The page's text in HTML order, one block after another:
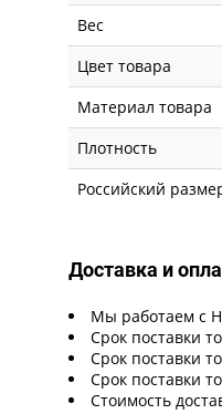
Вес
Цвет товара
Материал товара
Плотность
Российский
Доставка и
Мы работаем с
Срок поставки
Срок поставки
Срок поставки
Стоимость